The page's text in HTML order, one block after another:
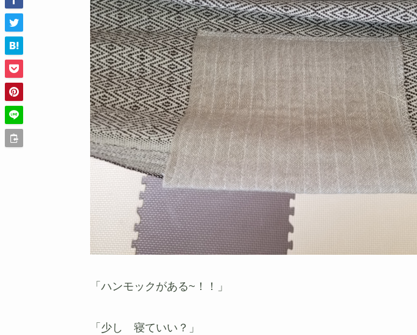
「ハンモックがある~！！」
「少し 寝ていい？」